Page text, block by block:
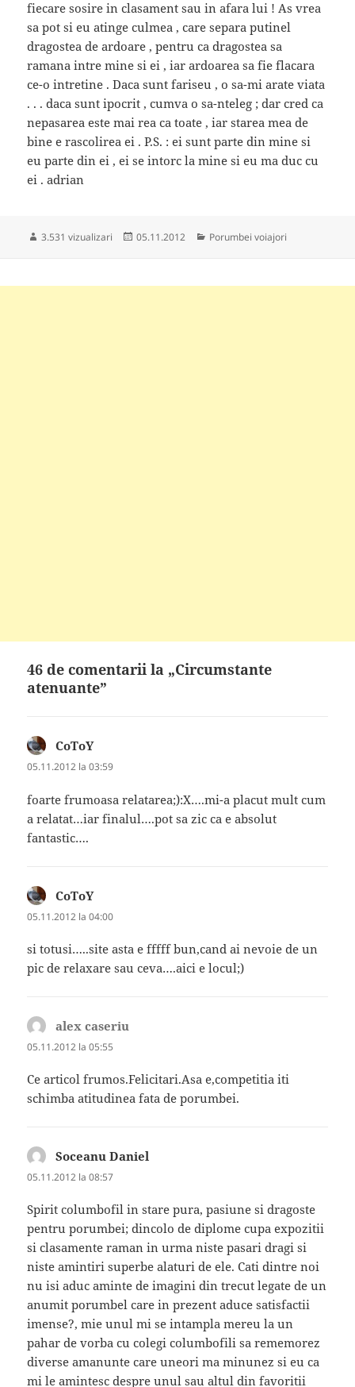
fiecare sosire in clasament sau in afara lui ! As vrea
sa pot si eu atinge culmea , care separa putinel
dragostea de ardoare , pentru ca dragostea sa
ramana intre mine si ei , iar ardoarea sa fie flacara
ce-o intretine . Daca sunt fariseu , o sa-mi arate viata
. . . daca sunt ipocrit , cumva o sa-nteleg ; dar cred ca
nepasarea este mai rea ca toate , iar starea mea de
bine e rascolirea ei . P.S. : ei sunt parte din mine si
eu parte din ei , ei se intorc la mine si eu ma duc cu
ei . adrian
3.531 vizualizari
Publicat
05.11.2012 Categorii
Porumbei voiajori
46 de comentarii la „Circumstante
atenuante”
CoToYspune:
05.11.2012 la 03:59
foarte frumoasa relatarea;):X….mi-a placut mult cum
a relatat…iar finalul….pot sa zic ca e absolut
fantastic….
CoToYspune:
05.11.2012 la 04:00
si totusi…..site asta e fffff bun,cand ai nevoie de un
pic de relaxare sau ceva….aici e locul;)
alex caseriu
05.11.2012 la 05:55
Ce articol frumos.Felicitari.Asa e,competitia iti
schimba atitudinea fata de porumbei.
Soceanu Daniel
05.11.2012 la 08:57
Spirit columbofil in stare pura, pasiune si dragoste
pentru porumbei; dincolo de diplome cupa expozitii
si clasamente raman in urma niste pasari dragi si
niste amintiri superbe alaturi de ele. Cati dintre noi
nu isi aduc aminte de imagini din trecut legate de un
anumit porumbel care in prezent aduce satisfactii
imense?, mie unul mi se intampla mereu la un
pahar de vorba cu colegi columbofili sa rememorez
diverse amanunte care uneori ma minunez si eu ca
mi le amintesc despre unul sau altul din favoritii